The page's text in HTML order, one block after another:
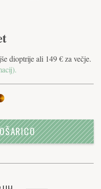
dioptrije ali 149 € za večje.